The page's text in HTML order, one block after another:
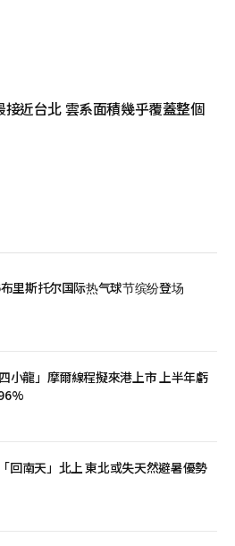
近台北 雲系面積幾乎覆蓋整個
里斯托尔国际热气球节缤纷登场
小龍」摩爾線程擬來港上市 上半年虧
回南天」北上 東北或失天然避暑優勢